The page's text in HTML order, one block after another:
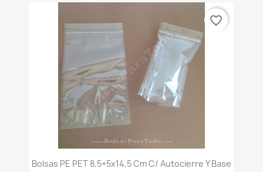
Bolsas PE PET 8,5+5x14,5 Cm C/ Autocierre Y Base
favorite_border